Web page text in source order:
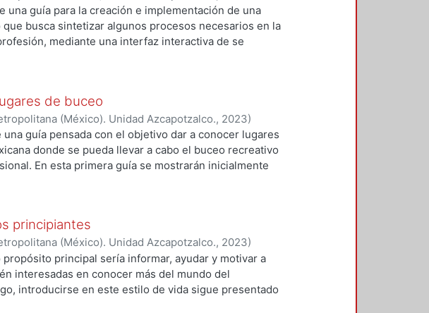
un poco más de la cultura mexicana.
una guía para la creación e implementación de una
busca sintetizar algunos procesos necesarios en la
mediante una interfaz interactiva de se
de buceo
(México). Unidad Azcapotzalco., 2023)
;Aguilar Arana, Jessica Karen
guía pensada con el objetivo dar a conocer lugares
donde se pueda llevar a cabo el buceo recreativo
En esta primera guía se mostrarán inicialmente
con el fin de que ayude a aquellos que van
experiencia en los viajes y vean que no es complicado
La guía pretende ser un manual, donde seden
de buceo desde el cómo llegar, si te recomendamos
es seguro o no, donde poder comer, hospedarte, que
libres que tengas después de haber hecho tus
principiantes
(México). Unidad Azcapotzalco., 2023)
principal sería informar, ayudar y motivar a
interesadas en conocer más del mundo del
introducirse en este estilo de vida sigue presentado